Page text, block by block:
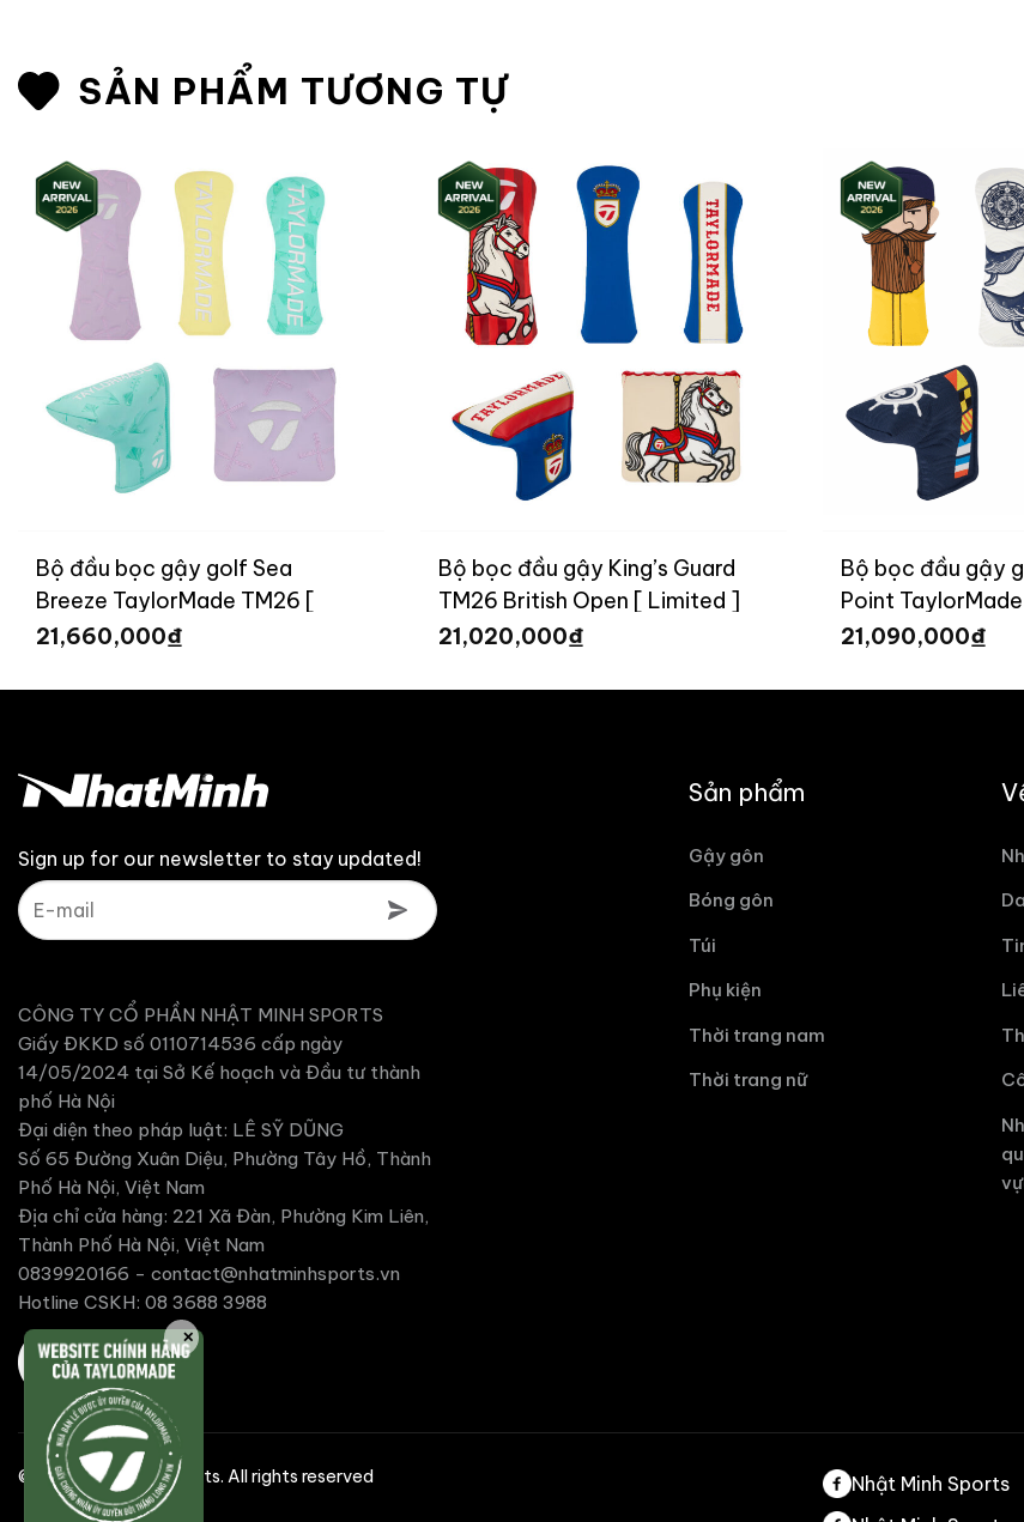
✕
SẢN PHẨM TƯƠNG TỰ
Bộ đầu bọc gậy golf Sea
Breeze TaylorMade TM26 [
Limited ]
21,660,000₫
Bộ bọc đầu gậy King’s Guard
TM26 British Open [ Limited ]
21,020,000₫
Bộ bọc đầu gậy
Point
Limited ]
21,090,000₫
Sign up for our newsletter to stay updated!
CÔNG TY CỔ PHẦN NHẬT MINH SPORTS
Giấy ĐKKD số 0110714536 cấp ngày
14/05/2024 tại Sở Kế hoạch và Đầu tư thành
phố Hà Nội
Đại diện theo pháp luật: LÊ SỸ DŨNG
Số 65 Đường Xuân Diệu, Phường Tây Hồ, Thành
Phố Hà Nội, Việt Nam
Địa chỉ cửa hàng: 221 Xã Đàn, Phường Kim Liên,
Thành Phố Hà Nội, Việt Nam
0839920166 - contact@nhatminhsports.vn
Hotline CSKH: 08 3688 3988
Sản phẩm
Gậy gôn
Bóng gôn
Túi
Phụ kiện
Thời trang nam
Thời trang nữ
©2025 Nhat Minh Sports. All rights reserved
Nhật Minh Sports